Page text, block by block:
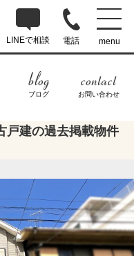
LINEで相談 電話 menu
ブログ お問い合わせ
建の過去掲載物件